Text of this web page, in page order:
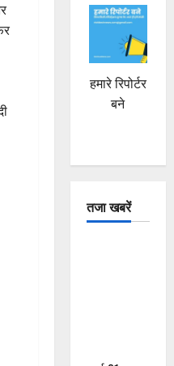
हमारे रिपोर्टर
बने
तजा खबरें